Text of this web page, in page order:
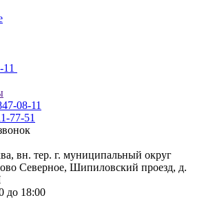
08-11
77-51
вн. тер. г. муниципальный округ
Северное, Шипиловский проезд, д.
до 18:00